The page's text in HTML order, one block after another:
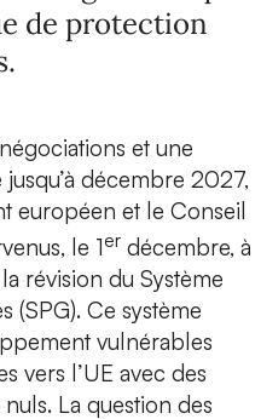
de protection
et une
décembre 2027,
européen et le Conseil
le 1er décembre, à
révision du Système
(SPG). Ce système
vulnérables
vers l’UE avec des
La question des